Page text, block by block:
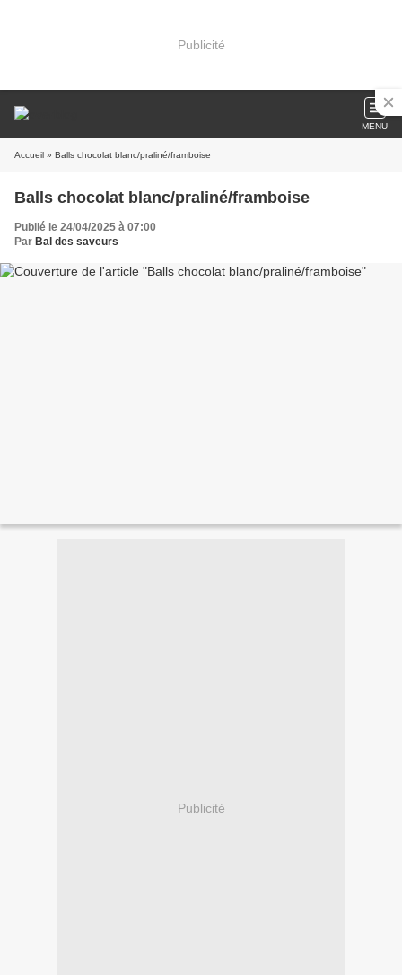
Publicité
MENU
Accueil » Balls chocolat blanc/praliné/framboise
Balls chocolat blanc/praliné/framboise
Publié le 24/04/2025 à 07:00
Par Bal des saveurs
Publicité